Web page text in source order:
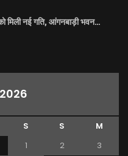
को मिली नई गति, आंगनबाड़ी भवन…
S S
M
1
2
3